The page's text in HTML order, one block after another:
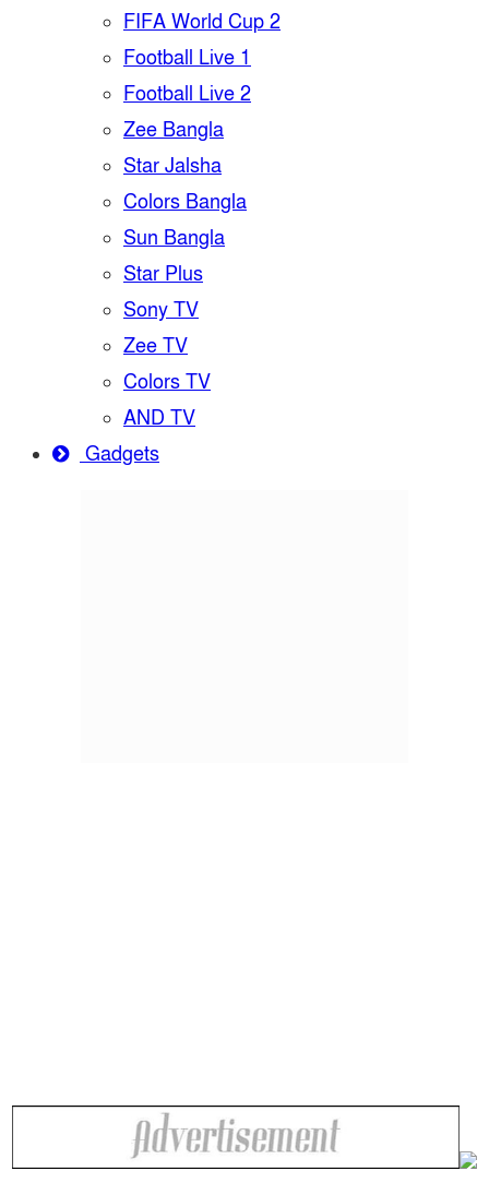
FIFA World Cup 2
Football Live 1
Football Live 2
Zee Bangla
Star Jalsha
Colors Bangla
Sun Bangla
Star Plus
Sony TV
Zee TV
Colors TV
AND TV
Gadgets